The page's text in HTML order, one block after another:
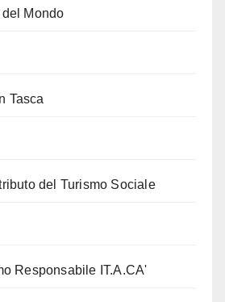
Mondo
Tasca
del Turismo Sociale
Responsabile IT.A.CA'